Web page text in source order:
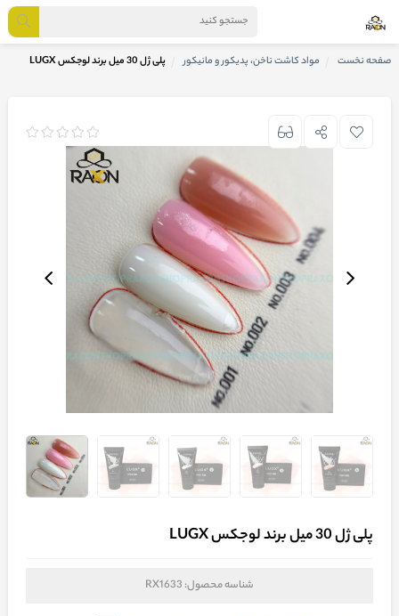
صفحه نخست مواد کاشت ناخن، پدیکور و مانیکور پلی ژل 30 میل برند لوجکس LUGX
پلی ژل 30 میل برند لوجکس LUGX
شناسه محصول: RX1633